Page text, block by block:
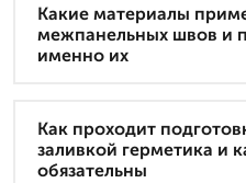
Какие материалы
межпанельных швов и
именно их
Как проходит
заливкой герметика и
обязательны